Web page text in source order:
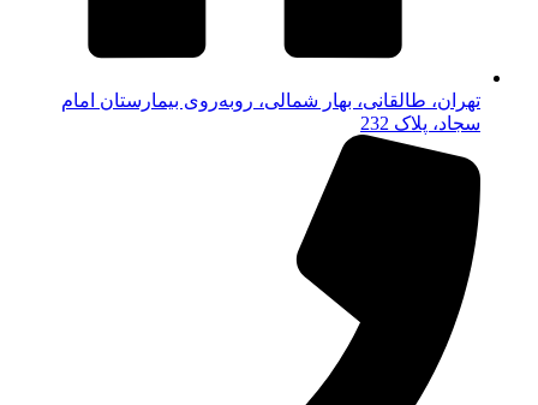
تهران، طالقانی، بهار شمالی، روبه‌روی بیمارستان امام
سجاد، پلاک 232